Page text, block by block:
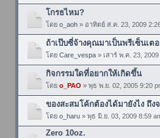
โกรธไหม?
โดย o_aoh» อาทิตย์ ส.ค. 23, 2009
ถ้าเป๊บซี่จ้างคุณมาเป็นพรีเซ็นเต
โดย Care_vespa» เสาร์ พ.ค. 23, 2009
กิจกรรมใดที่อยากให้เกิดขึ้น
โดย o_PAO » พุธ พ.ย. 02, 2005 9:20
ของสะสมโค้กต้องได้มายังไง ถึง
โดย o_haru» พุธ มิ.ย. 03, 2009 8:59
Zero 10oz.